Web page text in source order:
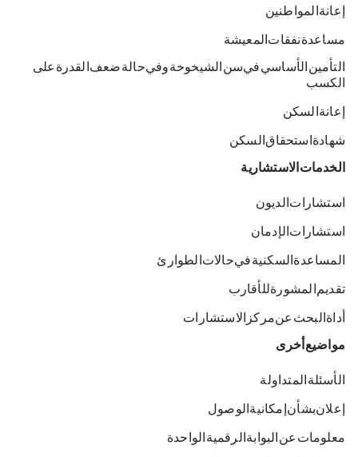
إعانة المواطنين
مساعدة نفقات المعيشة
التأمين الأساسي في سن الشيخوخة وفي حالة ضعف القدرة على
الكسب
إعانة السكن
شهادة استحقاق السكن
الخدمات الاستشارية
استشارات الديون
استشارات الإدمان
المساعدة السكنية في حالات الطوارئ
تقديم المشورة للأقارب
أداة البحث عن مركز الاستشارات
مواضيع أخرى
الأسئلة المتداولة
إعلان بشأن إمكانية الوصول
معلومات عن البوابة الرقمية الواحدة